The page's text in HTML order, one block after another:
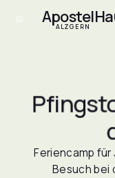
ALZGERN
Feriencamp für
Besuch bei